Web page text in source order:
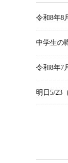
令和8年8
中学生の
令和8年7
明日5/23